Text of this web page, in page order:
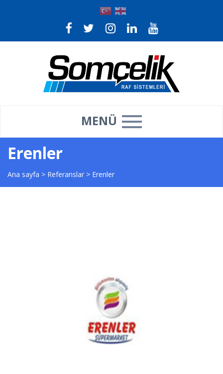
MENÜ
Erenler
Ana sayfa > Referanslar > Erenler